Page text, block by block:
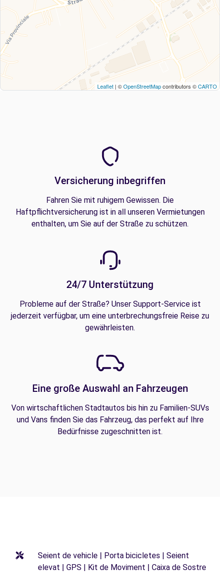
Leaflet | ©OpenStreetMapcontributors ©CARTO
Versicherung inbegriffen
Fahren Sie mit ruhigem Gewissen. Die
Haftpflichtversicherung ist in all unseren Vermietungen
enthalten, um Sie auf der Straße zu schützen.
24/7 Unterstützung
Probleme auf der Straße? Unser Support-Service ist
jederzeit verfügbar, um eine unterbrechungsfreie Reise zu
gewährleisten.
Eine große Auswahl an Fahrzeugen
Von wirtschaftlichen Stadtautos bis hin zu Familien-SUVs
und Vans finden Sie das Fahrzeug, das perfekt auf Ihre
Bedürfnisse zugeschnitten ist.
Seient de vehicle | Porta bicicletes | Seient
elevat | GPS | Kit de Moviment | Caixa de Sostre